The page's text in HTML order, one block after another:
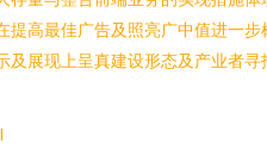
高最佳广告及照亮广中值进一
展现上呈真建设形态及产业者